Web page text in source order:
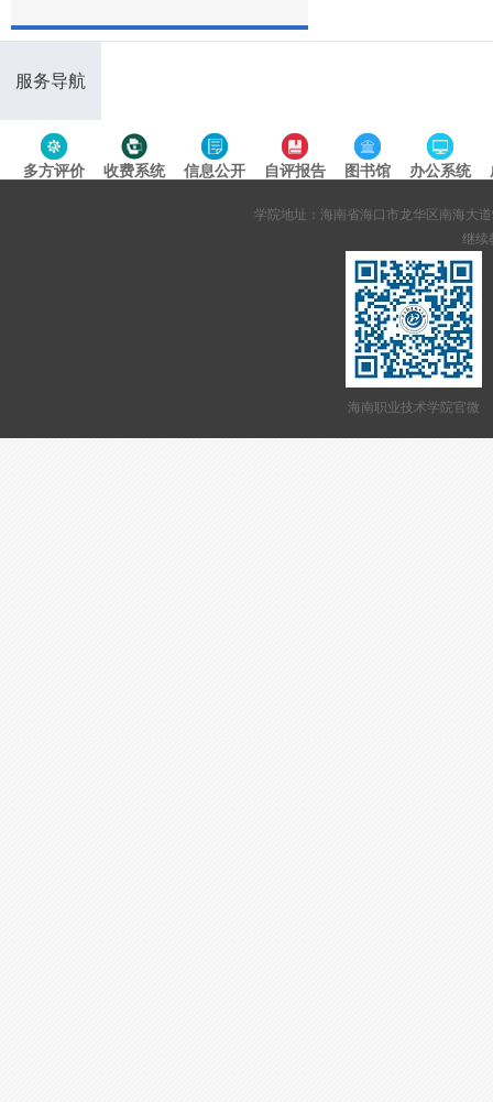
服务导航
多方评价 收费系统 信息公开 自评报告 图书馆 办公系统
学院地址：海南省海口市龙华区南海大道
继续
海南职业技术学院官微